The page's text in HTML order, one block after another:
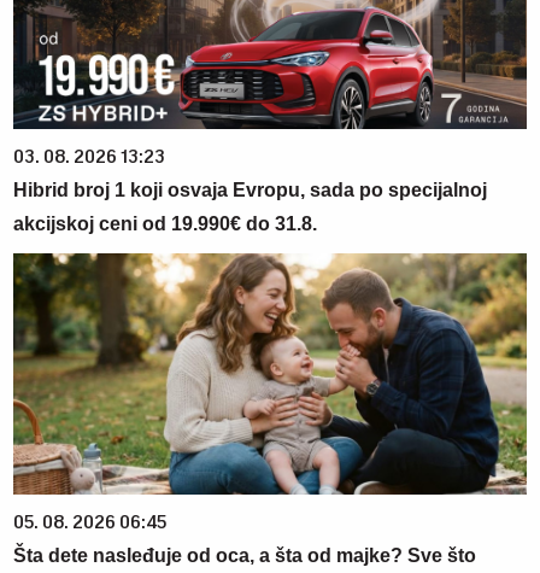
03. 08. 2026 13:23
Hibrid broj 1 koji osvaja Evropu, sada po specijalnoj
akcijskoj ceni od 19.990€ do 31.8.
05. 08. 2026 06:45
Šta dete nasleđuje od oca, a šta od majke? Sve što